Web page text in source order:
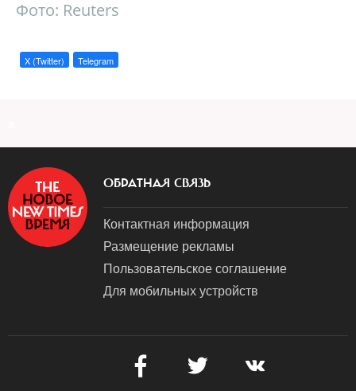
Фото: Reuters
X (Twitter) Telegram
ОБРАТНАЯ СВЯЗЬ
Контактная информация
Размещение рекламы
Пользовательское соглашение
Для мобильных устройств